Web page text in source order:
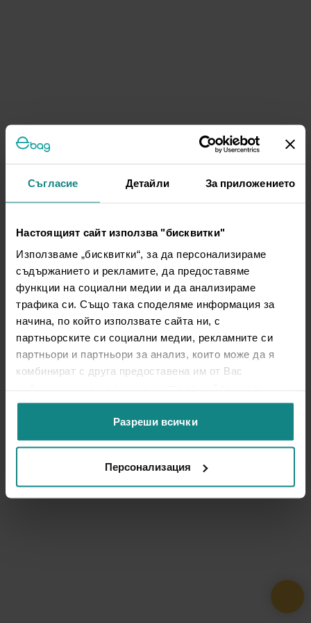
Съгласие Детайли За приложението
Настоящият сайт използва "бисквитки"
Използваме „бисквитки“, за да персонализираме
съдържанието и рекламите, да предоставяме
функции на социални медии и да анализираме
трафика си. Също така споделяме информация за
начина, по който използвате сайта ни, с
партньорските си социални медии, рекламните си
партньори и партньори за анализ, които може да я
комбинират с друга предоставена им от Вас
ползването от Ваша страна на услугите им.
Разреши всички
Персонализация